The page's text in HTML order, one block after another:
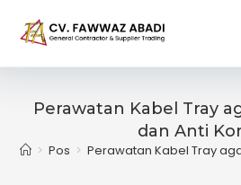
Perawatan Kabel Tray
dan Anti
> Pos > Perawatan Kabel Tray